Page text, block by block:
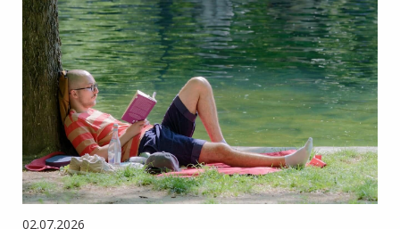
02.07.2026